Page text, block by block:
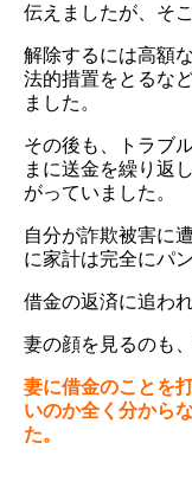
伝えましたが、そ
解除するには高額
法的措置をとるな
ました。
その後も、トラブ
まに送金を繰り返
がっていました。
自分が詐欺被害に
に家計は完全にパ
借金の返済に追わ
妻の顔を見るのも
妻に借金のことを
いのか全く分から
た。